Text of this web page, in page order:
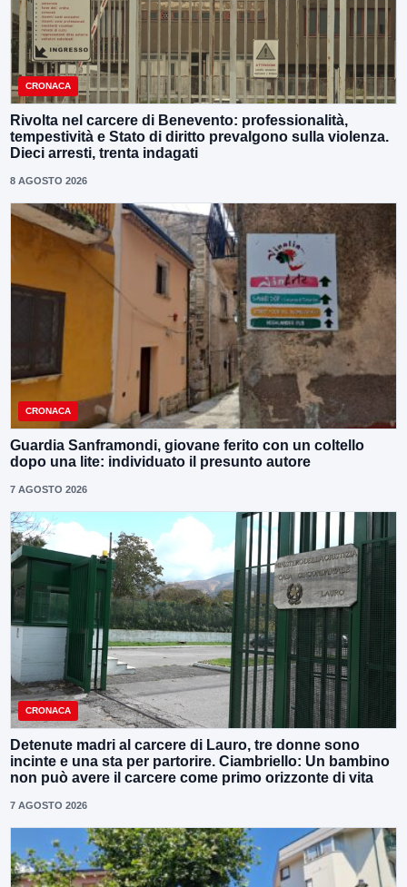
CRONACA
Rivolta nel carcere di Benevento: professionalità,
tempestività e Stato di diritto prevalgono sulla violenza.
Dieci arresti, trenta indagati
8 AGOSTO 2026
CRONACA
Guardia Sanframondi, giovane ferito con un coltello
dopo una lite: individuato il presunto autore
7 AGOSTO 2026
CRONACA
Detenute madri al carcere di Lauro, tre donne sono
incinte e una sta per partorire. Ciambriello: Un bambino
non può avere il carcere come primo orizzonte di vita
7 AGOSTO 2026